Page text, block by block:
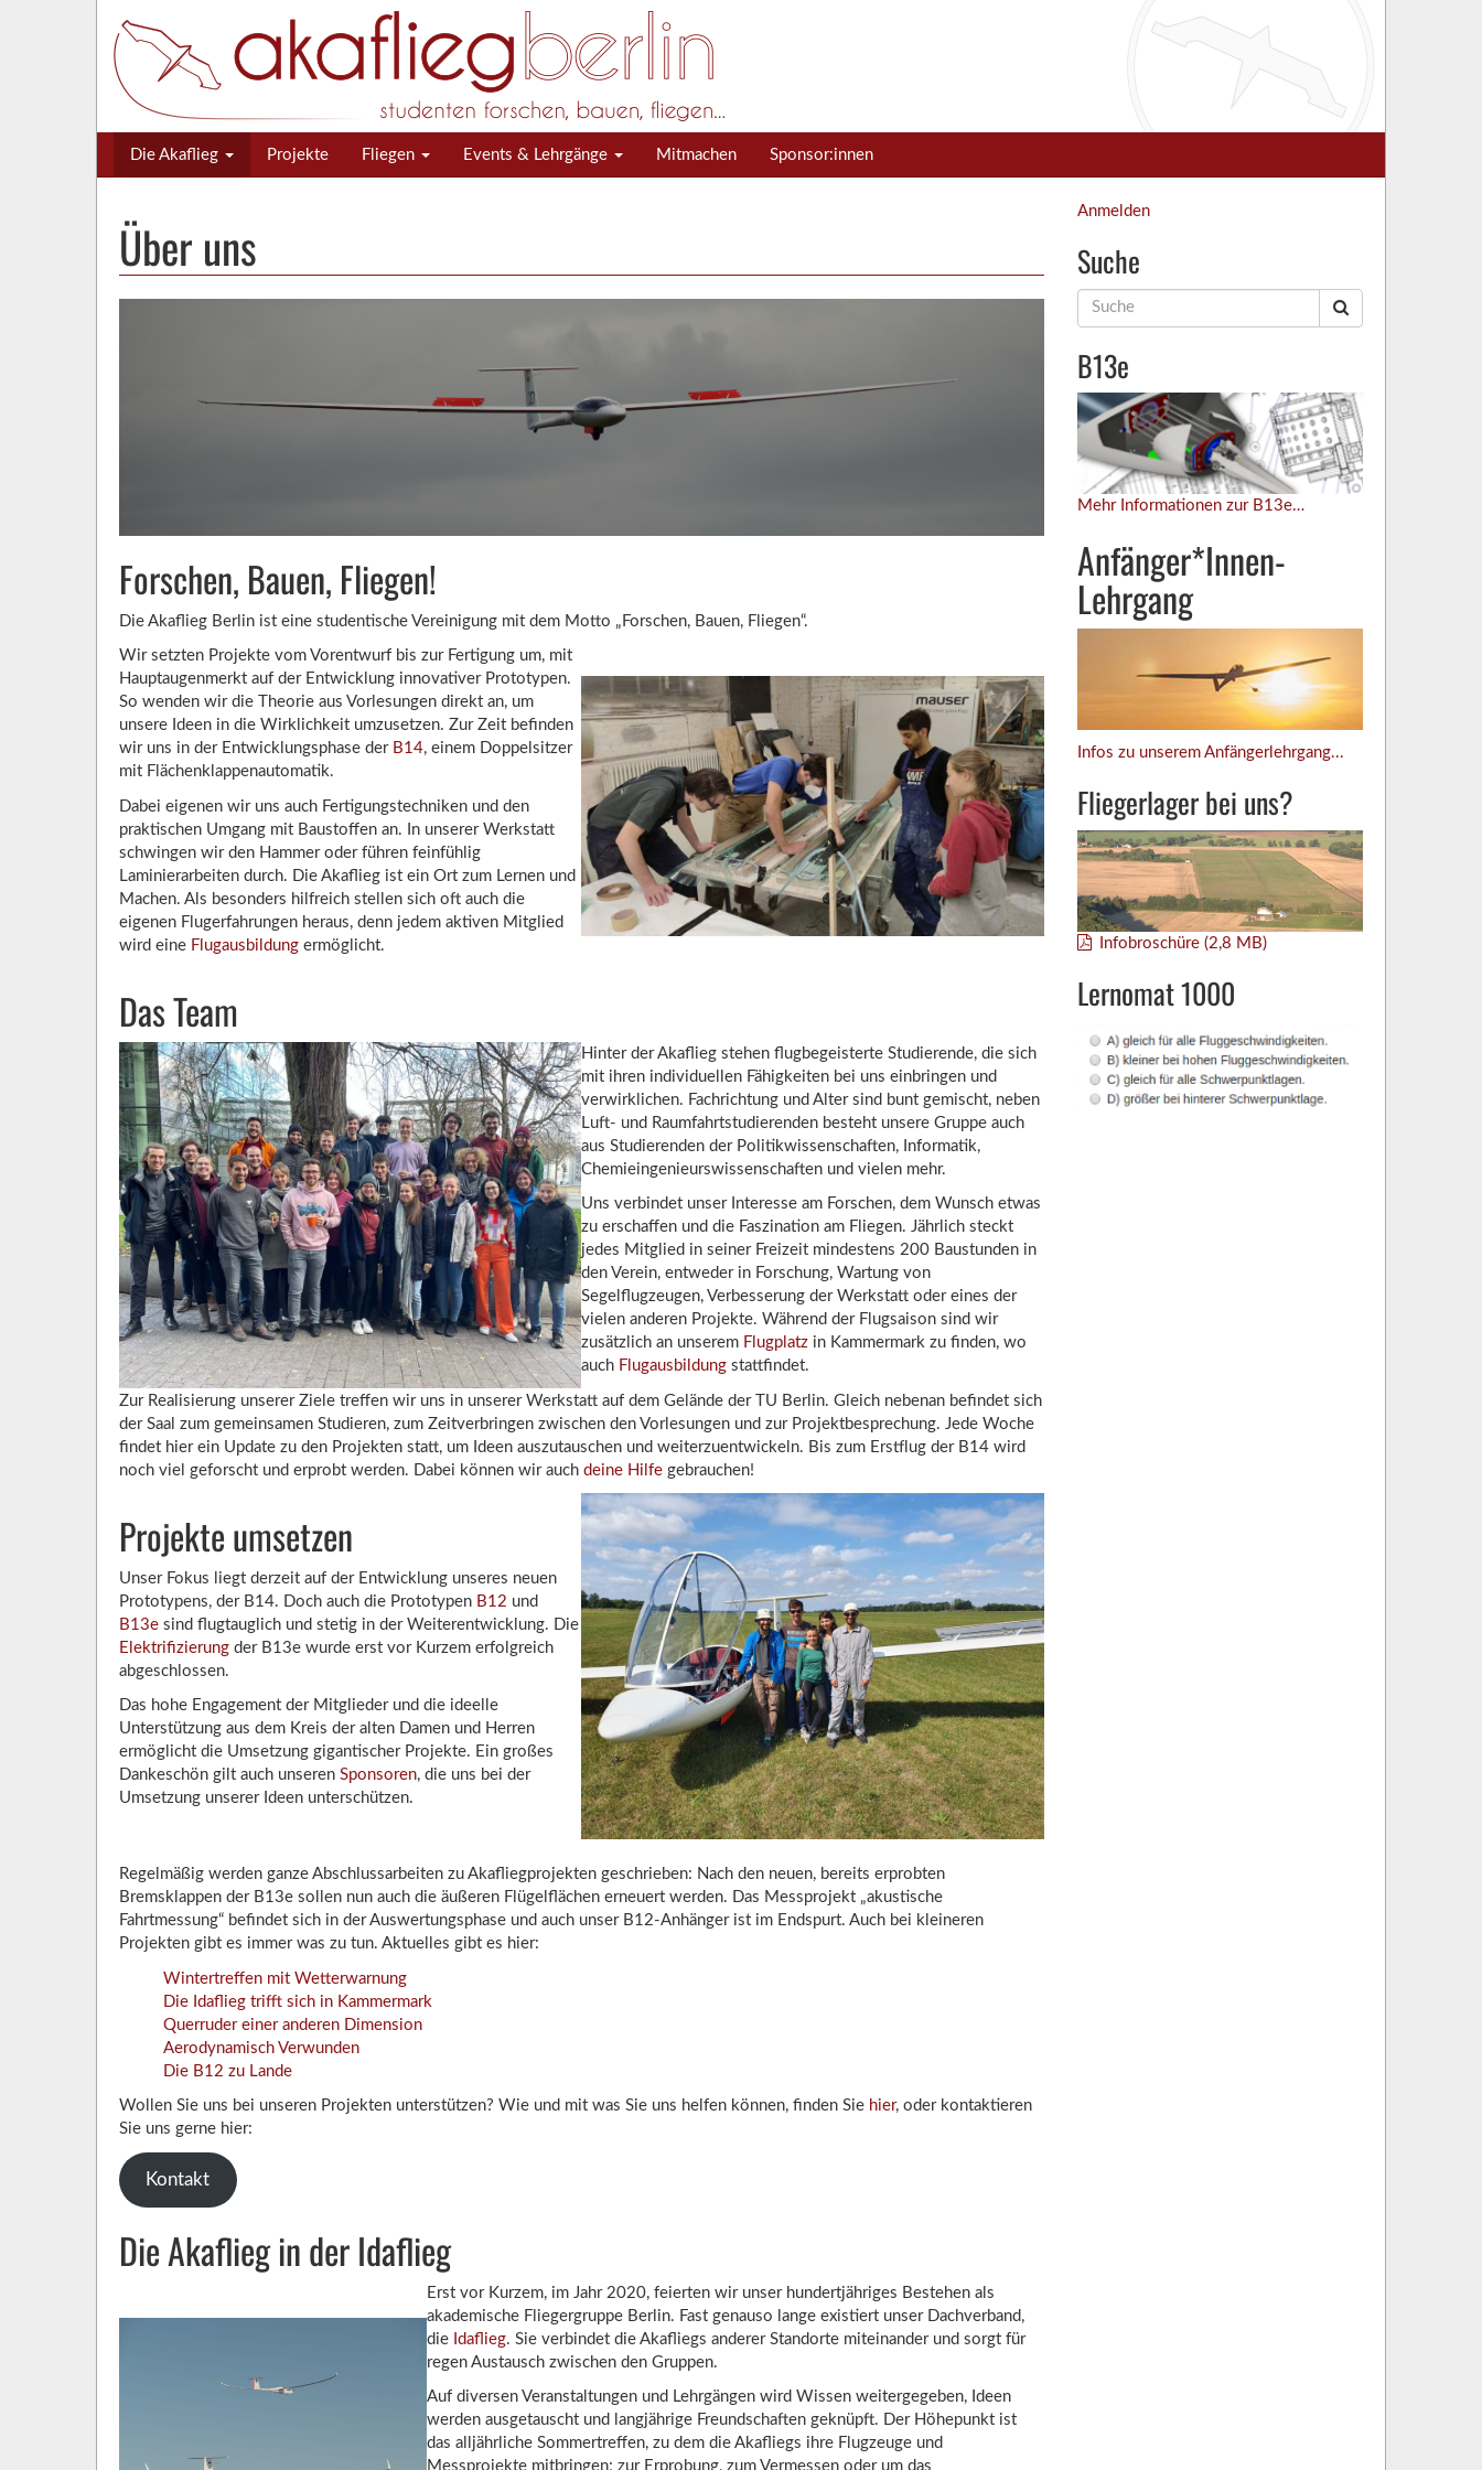
Die Akaflieg Projekte Fliegen Events & Lehrgänge Mitmachen Sponsor:innen
Über uns
Forschen, Bauen, Fliegen!
Die Akaflieg Berlin ist eine studentische Vereinigung mit dem Motto „Forschen, Bauen, Fliegen“.
Wir setzten Projekte vom Vorentwurf bis zur Fertigung um, mit
Hauptaugenmerkt auf der Entwicklung innovativer Prototypen.
So wenden wir die Theorie aus Vorlesungen direkt an, um
unsere Ideen in die Wirklichkeit umzusetzen. Zur Zeit befinden
wir uns in der Entwicklungsphase der B14, einem Doppelsitzer
mit Flächenklappenautomatik.
Dabei eigenen wir uns auch Fertigungstechniken und den
praktischen Umgang mit Baustoffen an. In unserer Werkstatt
schwingen wir den Hammer oder führen feinfühlig
Laminierarbeiten durch. Die Akaflieg ist ein Ort zum Lernen und
Machen. Als besonders hilfreich stellen sich oft auch die
eigenen Flugerfahrungen heraus, denn jedem aktiven Mitglied
wird eine Flugausbildung ermöglicht.
Das Team
Hinter der Akaflieg stehen flugbegeisterte Studierende, die sich
mit ihren individuellen Fähigkeiten bei uns einbringen und
verwirklichen. Fachrichtung und Alter sind bunt gemischt, neben
Luft- und Raumfahrtstudierenden besteht unsere Gruppe auch
aus Studierenden der Politikwissenschaften, Informatik,
Chemieingenieurswissenschaften und vielen mehr.
Uns verbindet unser Interesse am Forschen, dem Wunsch etwas
zu erschaffen und die Faszination am Fliegen. Jährlich steckt
jedes Mitglied in seiner Freizeit mindestens 200 Baustunden in
den Verein, entweder in Forschung, Wartung von
Segelflugzeugen, Verbesserung der Werkstatt oder eines der
vielen anderen Projekte. Während der Flugsaison sind wir
zusätzlich an unserem Flugplatz in Kammermark zu finden, wo
auch Flugausbildung stattfindet.
Zur Realisierung unserer Ziele treffen wir uns in unserer Werkstatt auf dem Gelände der TU Berlin. Gleich nebenan befindet sich
der Saal zum gemeinsamen Studieren, zum Zeitverbringen zwischen den Vorlesungen und zur Projektbesprechung. Jede Woche
findet hier ein Update zu den Projekten statt, um Ideen auszutauschen und weiterzuentwickeln. Bis zum Erstflug der B14 wird
noch viel geforscht und erprobt werden. Dabei können wir auch deine Hilfe gebrauchen!
Projekte umsetzen
Unser Fokus liegt derzeit auf der Entwicklung unseres neuen
Prototypens, der B14. Doch auch die Prototypen B12 und
B13e sind flugtauglich und stetig in der Weiterentwicklung. Die
Elektrifizierung der B13e wurde erst vor Kurzem erfolgreich
abgeschlossen.
Das hohe Engagement der Mitglieder und die ideelle
Unterstützung aus dem Kreis der alten Damen und Herren
ermöglicht die Umsetzung gigantischer Projekte. Ein großes
Dankeschön gilt auch unseren Sponsoren, die uns bei der
Umsetzung unserer Ideen unterschützen.
Regelmäßig werden ganze Abschlussarbeiten zu Akafliegprojekten geschrieben: Nach den neuen, bereits erprobten
Bremsklappen der B13e sollen nun auch die äußeren Flügelflächen erneuert werden. Das Messprojekt „akustische
Fahrtmessung“ befindet sich in der Auswertungsphase und auch unser B12-Anhänger ist im Endspurt. Auch bei kleineren
Projekten gibt es immer was zu tun. Aktuelles gibt es hier:
Wintertreffen mit Wetterwarnung
Die Idaflieg trifft sich in Kammermark
Querruder einer anderen Dimension
Aerodynamisch Verwunden
Die B12 zu Lande
Wollen Sie uns bei unseren Projekten unterstützen? Wie und mit was Sie uns helfen können, finden Sie hier, oder kontaktieren
Sie uns gerne hier:
Kontakt
Die Akaflieg in der Idaflieg
Erst vor Kurzem, im Jahr 2020, feierten wir unser hundertjähriges Bestehen als
akademische Fliegergruppe Berlin. Fast genauso lange existiert unser Dachverband,
die Idaflieg. Sie verbindet die Akafliegs anderer Standorte miteinander und sorgt für
regen Austausch zwischen den Gruppen.
Auf diversen Veranstaltungen und Lehrgängen wird Wissen weitergegeben, Ideen
werden ausgetauscht und langjährige Freundschaften geknüpft. Der Höhepunkt ist
das alljährliche Sommertreffen, zu dem die Akafliegs ihre Flugzeuge und
Messprojekte mitbringen; zur Erprobung, zum Vermessen oder um das
Anmelden
Suche
Suche
nach:
B13e
Mehr Informationen zur B13e…
Anfänger*Innen-
Lehrgang
Infos zu unserem Anfängerlehrgang...
Fliegerlager bei uns?
Infobroschüre (2,8 MB)
Lernomat 1000